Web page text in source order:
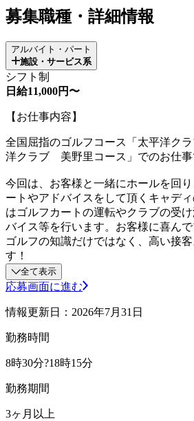
募集職種・詳細情報
アルバイト・パート
施設・サービス系
シフト制
日給11,000円〜
【お仕事内容】
全国屈指のゴルフコース「太平洋ク
洋クラブ 美野里コース」でのお仕事
今回は、お客様と一緒にホールを回
ートやアドバイスをして頂くキャデ
はゴルフカートの運転やクラブの受
バイス等を行います。お客様に喜ん
ゴルフの知識だけではなく、高い接
す！
全て表示
応募画面に進む
情報更新日：2026年7月31日
勤務時間
8時30分?18時15分
勤務期間
3ヶ月以上